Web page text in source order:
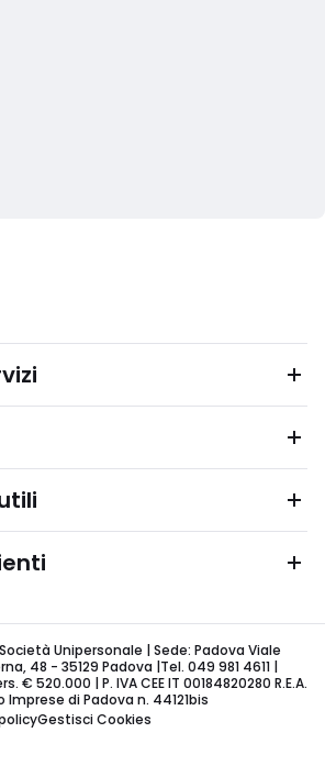
Società Unipersonale | Sede: Padova Viale
48 - 35129 Padova |Tel. 049 981 4611 |
€ 520.000 | P. IVA CEE IT 00184820280 R.E.A.
Imprese di Padova n. 44121bis
Gestisci Cookies